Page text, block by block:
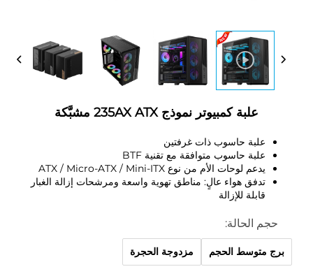
علبة كمبيوتر نموذج 235AX ATX مشبَّكة
علبة حاسوب ذات غرفتين
علبة حاسوب متوافقة مع تقنية BTF
يدعم لوحات الأم من نوع ATX / Micro-ATX / Mini-ITX
تدفق هواء عالٍ: مناطق تهوية واسعة ومرشحات إزالة الغبار
قابلة للإزالة
حجم الحالة:
برج متوسط الحجم مزدوجة الحجرة